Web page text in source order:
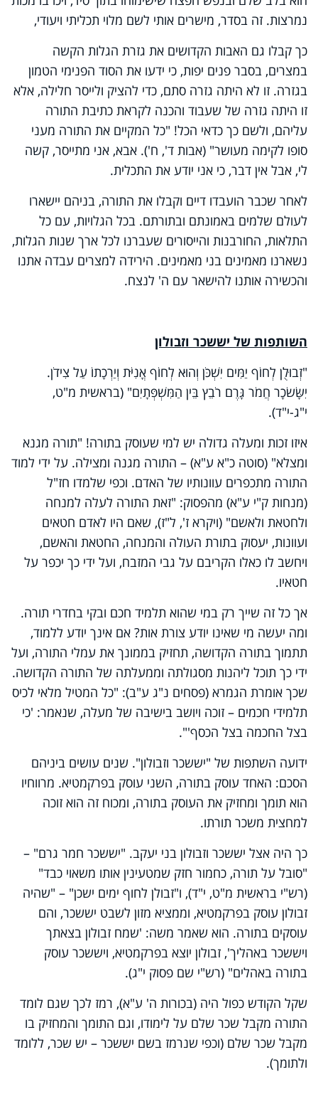
נמרצות. זה בסדר, מישרים אותי לשם מלוי תכליתי ויעודי,
כך קבלו גם האבות הקדושים את גזרת הגלות הקשה
במצרים, בסבר פנים יפות, כי ידעו את הסוד הפנימי הטמון
בגזרה. זו לא היתה גזרה סתם, כדי להציק ולייסר חלילה, אלא
זו היתה גזרה של שעבוד והכנה לקראת כתיבת התורה
עליהם, ולשם כך כדאי הכל! "כל המקיים את התורה מעני
סופו לקימה מעושר" (אבות ד', ח'). אבא, אני מתייסר, קשה
לי, אבל אין דבר, כי אני יודע את התכלית.
לאחר שכבר הועבדו דיים וקבלו את התורה, בניהם יישארו
לעולם שלמים באמונתם ובתורתם. בכל הגלויות, עם כל
התלאות, החורבנות והייסורים שעברנו לכל ארך שנות הגלות,
נשארנו מאמינים בני מאמינים. הירידה למצרים עבדה אתנו
והכשירה אותנו להישאר עם ה' לנצח.
השותפות של יששכר וזבולון
"זְבוּלֻן לְחוֹף יַמִּים יִשְׁכֹּן וְהוּא לְחוֹף אֳנִיֹּת וְיַרְכָתוֹ עַל צִידֹן.
יִשָּׂשׂכָר חֲמֹר גָּרֶם רֹבֵץ בֵּין הַמִּשְׁפְּתָיִם" (בראשית מ"ט,
י"ג-י"ד).
איזו זכות ומעלה גדולה יש למי שעוסק בתורה! "תורה מגנא
ומצלא" (סוטה כ"א ע"א) – התורה מגנה ומצילה. על ידי למוד
התורה מתכפרים עוונותיו של האדם. וכפי שלמדו חז"ל
(מנחות ק"י ע"א) מהפסוק: "זאת התורה לעלה למנחה
ולחטאת ולאשם" (ויקרא ז', ל"ז), שאם היו לאדם חטאים
ועוונות, יעסוק בתורת העולה והמנחה, החטאת והאשם,
ויחשב לו כאלו הקריבם על גבי המזבח, ועל ידי כך יכפר על
חטאיו.
אך כל זה שייך רק במי שהוא תלמיד חכם ובקי בחדרי תורה.
ומה יעשה מי שאינו יודע צורת אות? אם אינך יודע ללמוד,
תתמוך בתורה הקדושה, תחזיק בממונך את עמלי התורה, ועל
ידי כך תוכל ליהנות מסגולתה וממעלתה של התורה הקדושה.
שכך אומרת הגמרא (פסחים נ"ג ע"ב): "כל המטיל מלאי לכיס
תלמידי חכמים – זוכה ויושב בישיבה של מעלה, שנאמר: 'כי
בצל החכמה בצל הכסף'".
ידועה השתפות של "יששכר וזבולון". שנים עושים ביניהם
הסכם: האחד עוסק בתורה, השני עוסק בפרקמטיא. מרווחיו
הוא תומך ומחזיק את העוסק בתורה, ומכוח זה הוא זוכה
למחצית משכר תורתו.
כך היה אצל יששכר וזבולון בני יעקב. "יששכר חמר גרם" –
"סובל על תורה, כחמור חזק שמטעינין אותו משאוי כבד"
(רש"י בראשית מ"ט, י"ד), ו"זבולן לחוף ימים ישכן" – "שהיה
זבולון עוסק בפרקמטיא, וממציא מזון לשבט יששכר, והם
עוסקים בתורה. הוא שאמר משה: 'שמח זבולון בצאתך
ויששכר באהליך', זבולון יוצא בפרקמטיא, ויששכר עוסק
בתורה באהלים" (רש"י שם פסוק י"ג).
שקל הקודש כפול היה (בכורות ה' ע"א), רמז לכך שגם לומד
התורה מקבל שכר שלם על לימודו, וגם התומך והמחזיק בו
מקבל שכר שלם (וכפי שנרמז בשם יששכר – יש שכר, ללומד
ולתומך).